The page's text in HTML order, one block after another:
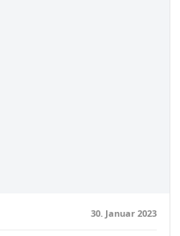
30. Januar 2023